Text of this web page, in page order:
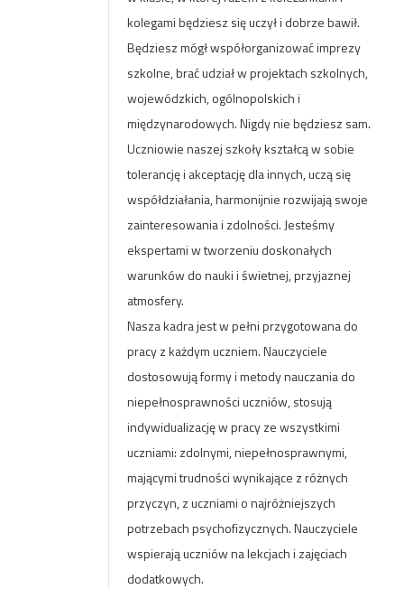
kolegami będziesz się uczył i dobrze bawił.
Będziesz mógł współorganizować imprezy
szkolne, brać udział w projektach szkolnych,
wojewódzkich, ogólnopolskich i
międzynarodowych. Nigdy nie będziesz sam.
Uczniowie naszej szkoły kształcą w sobie
tolerancję i akceptację dla innych, uczą się
współdziałania, harmonijnie rozwijają swoje
zainteresowania i zdolności. Jesteśmy
ekspertami w tworzeniu doskonałych
warunków do nauki i świetnej, przyjaznej
atmosfery.
Nasza kadra jest w pełni przygotowana do
pracy z każdym uczniem. Nauczyciele
dostosowują formy i metody nauczania do
niepełnosprawności uczniów, stosują
indywidualizację w pracy ze wszystkimi
uczniami: zdolnymi, niepełnosprawnymi,
mającymi trudności wynikające z różnych
przyczyn, z uczniami o najróżniejszych
potrzebach psychofizycznych. Nauczyciele
wspierają uczniów na lekcjach i zajęciach
dodatkowych.